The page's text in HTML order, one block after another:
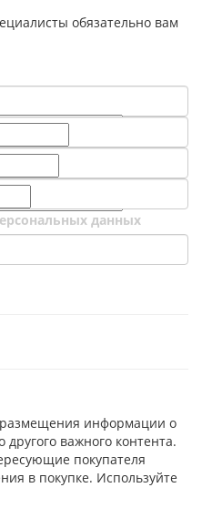
обязательно вам
данных
размещения информации о
важного контента.
покупателя
в покупке. Используйте